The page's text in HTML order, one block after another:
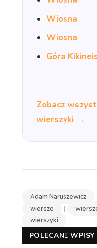
Wiosna
Wiosna
Góra Kikineis
Zobacz
wierszyki →
Adam Naruszewicz
wiersze |
wierszyki
POLECANE WPISY